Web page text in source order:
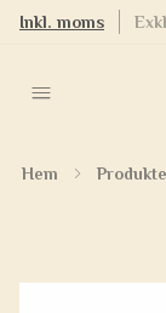
Inkl. moms
Hem